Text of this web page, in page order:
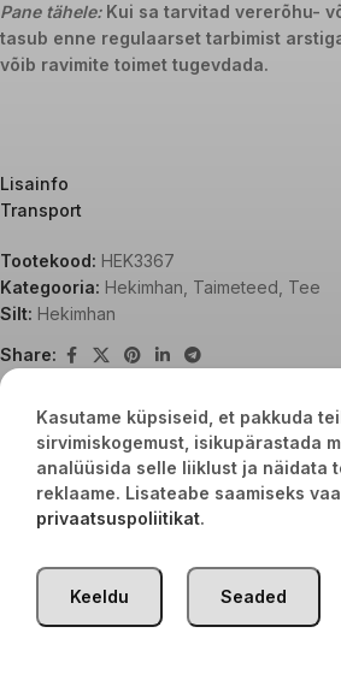
Pane tähele:Kui sa tarvitad vererõhu-
tasub enne regulaarset tarbimist
võib ravimite toimet tugevdada.
Lisainfo
Transport
Tootekood: HEK3367
Kategooria: Hekimhan Taimeteed Tee
Silt: Hekimhan
Share:
Seotud tooted
Kasutame küpsiseid, et pakkuda
sirvimiskogemust, isikupärastada
analüüsida selle liiklust ja näidata
reklaame. Lisateabe saamiseks
privaatsuspoliitikat.
Seaded
Keeldu